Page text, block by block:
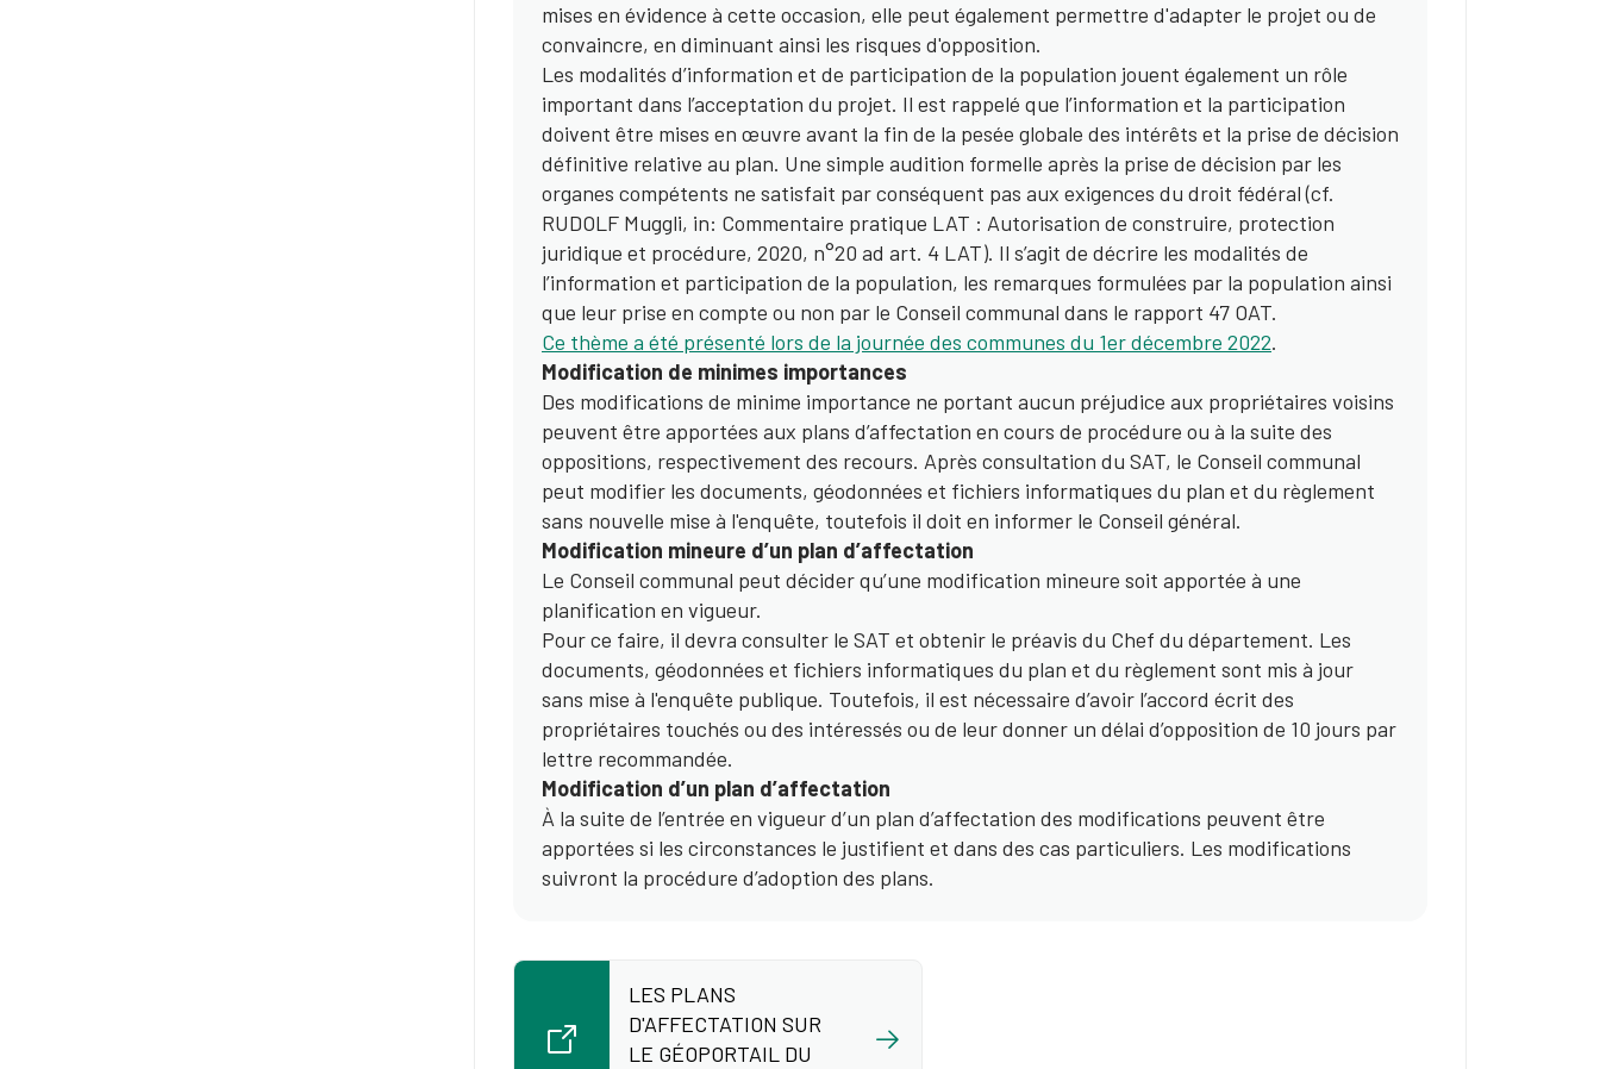
mises en évidence à cette occasion, elle peut également permettre d'adapter le projet ou de
convaincre, en diminuant ainsi les risques d'opposition.
Les modalités d’information et de participation de la population jouent également un rôle
important dans l’acceptation du projet. Il est rappelé que l’information et la participation
doivent être mises en œuvre avant la fin de la pesée globale des intérêts et la prise de décision
définitive relative au plan. Une simple audition formelle après la prise de décision par les
organes compétents ne satisfait par conséquent pas aux exigences du droit fédéral (cf.
RUDOLF Muggli, in: Commentaire pratique LAT : Autorisation de construire, protection
juridique et procédure, 2020, n°20 ad art. 4 LAT). Il s’agit de décrire les modalités de
l’information et participation de la population, les remarques formulées par la population ainsi
que leur prise en compte ou non par le Conseil communal dans le rapport 47 OAT.
Ce thème a été présenté lors de la journée des communes du 1er décembre 2022.
Modification de minimes importances
Des modifications de minime importance ne portant aucun préjudice aux propriétaires voisins
peuvent être apportées aux plans d’affectation en cours de procédure ou à la suite des
oppositions, respectivement des recours. Après consultation du SAT, le Conseil communal
peut modifier les documents, géodonnées et fichiers informatiques du plan et du règlement
sans nouvelle mise à l'enquête, toutefois il doit en informer le Conseil général.
Modification mineure d’un plan d’affectation
Le Conseil communal peut décider qu’une modification mineure soit apportée à une
planification en vigueur.
Pour ce faire, il devra consulter le SAT et obtenir le préavis du Chef du département. Les
documents, géodonnées et fichiers informatiques du plan et du règlement sont mis à jour
sans mise à l'enquête publique. Toutefois, il est nécessaire d’avoir l’accord écrit des
propriétaires touchés ou des intéressés ou de leur donner un délai d’opposition de 10 jours par
lettre recommandée.
Modification d’un plan d’affectation
À la suite de l’entrée en vigueur d’un plan d’affectation des modifications peuvent être
apportées si les circonstances le justifient et dans des cas particuliers. Les modifications
suivront la procédure d’adoption des plans.
LES PLANS
D'AFFECTATION SUR
LE GÉOPORTAIL DU